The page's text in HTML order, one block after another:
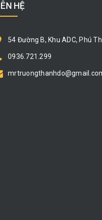
HỆ
54 Đường B, Khu ADC, Phú
0936.721.299